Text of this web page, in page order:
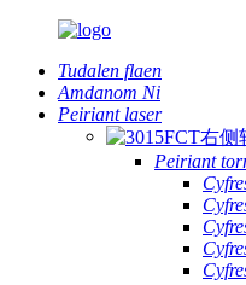
Tudalen flaen
Amdanom Ni
Peiriant laser
Peiriant